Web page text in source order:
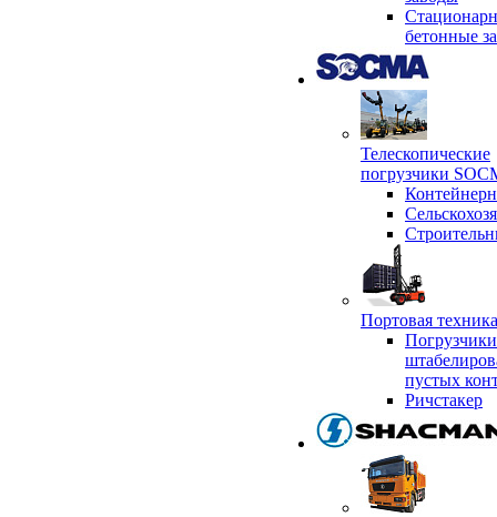
бетонные
Телескопические
погрузчики
Портовая
пустых
Ричстакер